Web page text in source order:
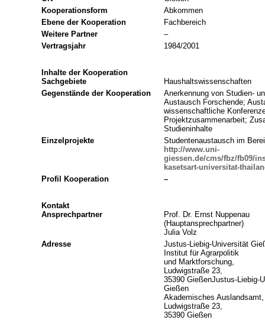
Kooperationsform
Abkommen
Ebene der Kooperation
Fachbereich
Weitere Partner
–
Vertragsjahr
1984/2001
Inhalte der Kooperation
Sachgebiete
Haushaltswissenschaften
Gegenstände der Kooperation
Anerkennung von Studien-
Austausch Forschende;
wissenschaftliche
Projektzusammenarbeit;
Studieninhalte
Einzelprojekte
Studentenaustausch im
http://www.uni-
giessen.de/cms/fbz/fb09/
kasetsart-universitat-
Profil Kooperation
–
Kontakt
Ansprechpartner
Prof. Dr. Ernst Nuppenau
(Hauptansprechpartner)
Julia Volz
Adresse
Justus-Liebig-Universität
Institut für Agrarpolitik
und Marktforschung,
Ludwigstraße 23,
35390 GießenJustus-Liebig-
Gießen
Akademisches Auslandsamt,
Ludwigstraße 23,
35390 Gießen